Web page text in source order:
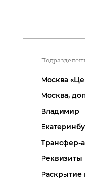
Москва
Москва,
Владимир
Трансфер-
Реквизиты
Раскрытие